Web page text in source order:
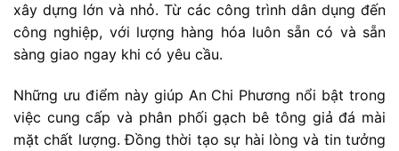
xây dựng lớn và nhỏ. Từ các công trình dân dụng đến
công nghiệp, với lượng hàng hóa luôn sẵn có và sẵn
sàng giao ngay khi có yêu cầu.
Những ưu điểm này giúp An Chi Phương nổi bật trong
việc cung cấp và phân phối gạch bê tông giả đá mài
mặt chất lượng. Đồng thời tạo sự hài lòng và tin tưởng